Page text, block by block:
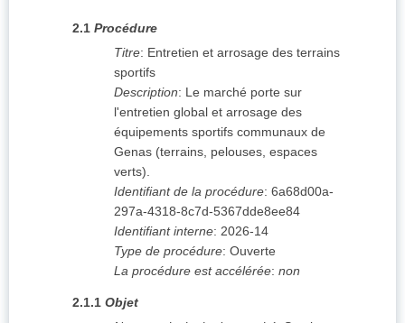
2.1 Procédure
Titre: Entretien et arrosage des terrains
sportifs
Description: Le marché porte sur
l'entretien global et arrosage des
équipements sportifs communaux de
Genas (terrains, pelouses, espaces
verts).
Identifiant de la procédure: 6a68d00a-
297a-4318-8c7d-5367dde8ee84
Identifiant interne: 2026-14
Type de procédure: Ouverte
La procédure est accélérée: non
2.1.1 Objet